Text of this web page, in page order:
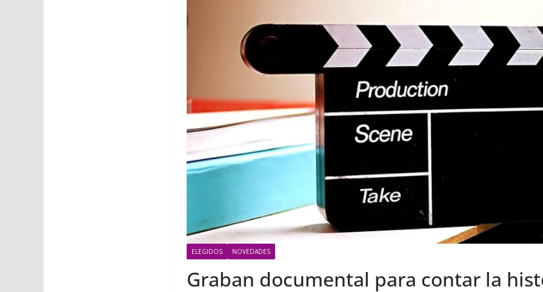
ELEGIDOS NOVEDADES
Graban documental para contar la